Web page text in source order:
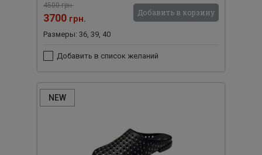
4500 грн.
3700 грн.
Добавить в корзину
Размеры: 36, 39, 40
Добавить в список желаний
NEW